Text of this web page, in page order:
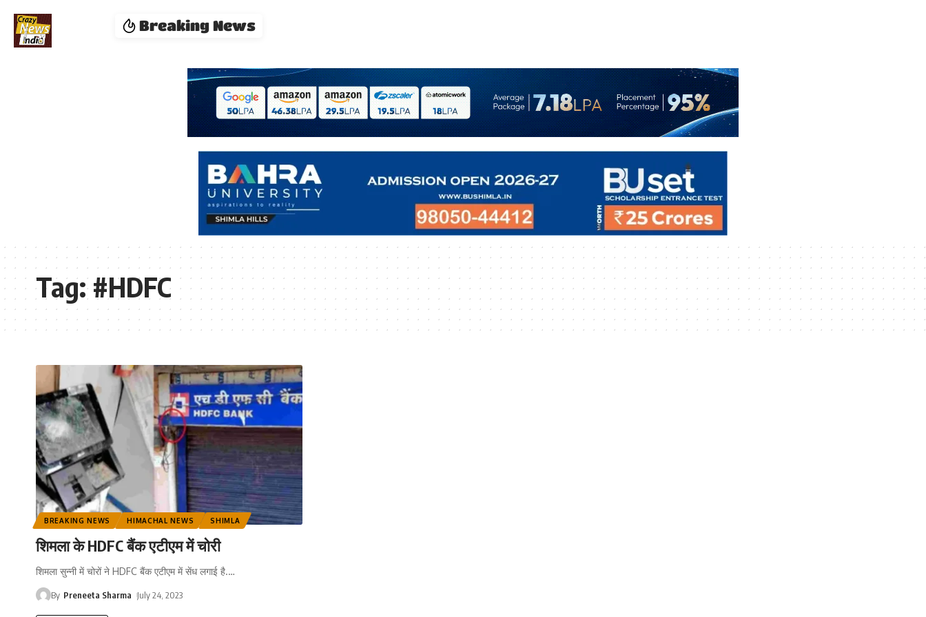
Breaking News
Tag:#HDFC
BREAKING NEWS HIMACHAL NEWS SHIMLA
शिमला के HDFC बैंक एटीएम में चोरी
शिमला सुन्नी में चोरों ने HDFC बैंक एटीएम में सेंध लगाई है.…
By Preneeta Sharma July 24, 2023